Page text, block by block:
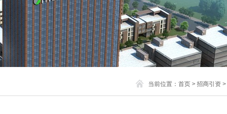
当前位置： 首页 > 招商引资 >